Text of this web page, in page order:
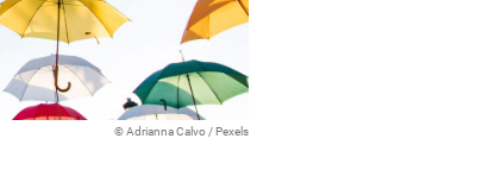
© Adrianna Calvo / Pexels